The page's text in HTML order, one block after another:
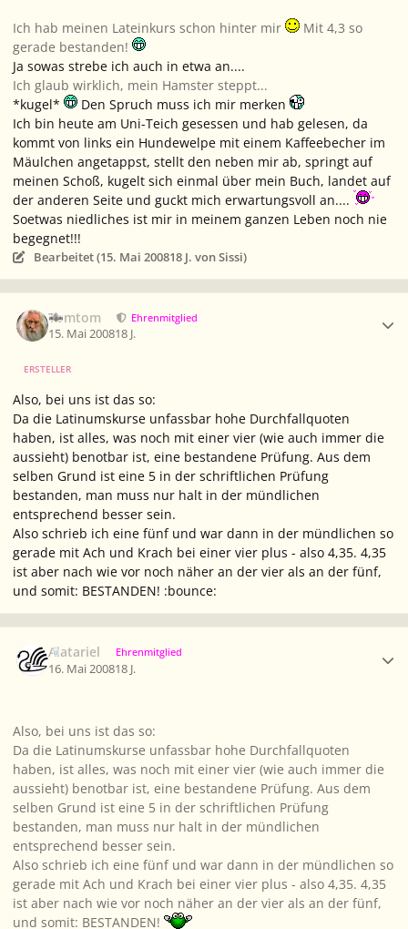
Ich hab meinen Lateinkurs schon hinter mir
Mit 4,3 so
gerade bestanden!
Ja sowas strebe ich auch in etwa an....
Ich glaub wirklich, mein Hamster steppt...
*kugel*
Den Spruch muss ich mir merken
Ich bin heute am Uni-Teich gesessen und hab gelesen, da
kommt von links ein Hundewelpe mit einem Kaffeebecher im
Mäulchen angetappst, stellt den neben mir ab, springt auf
meinen Schoß, kugelt sich einmal über mein Buch, landet auf
der anderen Seite und guckt mich erwartungsvoll an....
Soetwas niedliches ist mir in meinem ganzen Leben noch nie
begegnet!!!
Bearbeitet (15. Mai 200818 J. von Sissi)
Tomtom Ehrenmitglied
15. Mai 200818 J.
ERSTELLER
Also, bei uns ist das so:
Da die Latinumskurse unfassbar hohe Durchfallquoten
haben, ist alles, was noch mit einer vier (wie auch immer die
aussieht) benotbar ist, eine bestandene Prüfung. Aus dem
selben Grund ist eine 5 in der schriftlichen Prüfung
bestanden, man muss nur halt in der mündlichen
entsprechend besser sein.
Also schrieb ich eine fünf und war dann in der mündlichen so
gerade mit Ach und Krach bei einer vier plus - also 4,35. 4,35
ist aber nach wie vor noch näher an der vier als an der fünf,
und somit: BESTANDEN! :bounce:
Alatariel Ehrenmitglied
16. Mai 200818 J.
Also, bei uns ist das so:
Da die Latinumskurse unfassbar hohe Durchfallquoten
haben, ist alles, was noch mit einer vier (wie auch immer die
aussieht) benotbar ist, eine bestandene Prüfung. Aus dem
selben Grund ist eine 5 in der schriftlichen Prüfung
bestanden, man muss nur halt in der mündlichen
entsprechend besser sein.
Also schrieb ich eine fünf und war dann in der mündlichen so
gerade mit Ach und Krach bei einer vier plus - also 4,35. 4,35
ist aber nach wie vor noch näher an der vier als an der fünf,
und somit: BESTANDEN!